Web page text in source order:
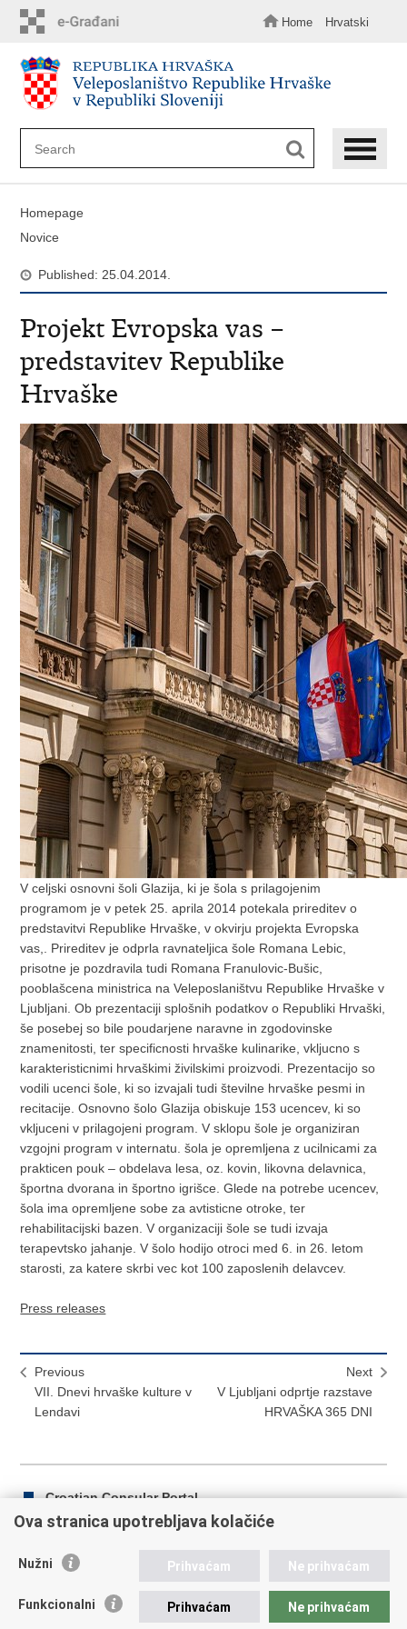
content
Home Hrvatski
Homepage
Novice
Published: 25.04.2014.
Projekt Evropska vas –
predstavitev Republike
Hrvaške
V celjski osnovni šoli Glazija, ki je šola s prilagojenim
programom je v petek 25. aprila 2014 potekala prireditev o
predstavitvi Republike Hrvaške, v okvirju projekta Evropska
vas,. Prireditev je odprla ravnateljica šole Romana Lebic,
prisotne je pozdravila tudi Romana Franulovic-Bušic,
pooblašcena ministrica na Veleposlaništvu Republike Hrvaške v
Ljubljani. Ob prezentaciji splošnih podatkov o Republiki Hrvaški,
še posebej so bile poudarjene naravne in zgodovinske
znamenitosti, ter specificnosti hrvaške kulinarike, vkljucno s
karakteristicnimi hrvaškimi živilskimi proizvodi. Prezentacijo so
vodili ucenci šole, ki so izvajali tudi številne hrvaške pesmi in
recitacije. Osnovno šolo Glazija obiskuje 153 ucencev, ki so
vkljuceni v prilagojeni program. V sklopu šole je organiziran
vzgojni program v internatu. šola je opremljena z ucilnicami za
prakticen pouk – obdelava lesa, oz. kovin, likovna delavnica,
športna dvorana in športno igrišce. Glede na potrebe ucencev,
šola ima opremljene sobe za avtisticne otroke, ter
rehabilitacijski bazen. V organizaciji šole se tudi izvaja
terapevtsko jahanje. V šolo hodijo otroci med 6. in 26. letom
starosti, za katere skrbi vec kot 100 zaposlenih delavcev.
Press releases
Previous
VII. Dnevi hrvaške kulture v
Lendavi
Next
V Ljubljani odprtje razstave
HRVAŠKA 365 DNI
Croatian Consular Portal
this
on
on
Ova stranica upotrebljava kolačiće
Nužni Prihvaćam Ne prihvaćam
Funkcionalni Prihvaćam Ne prihvaćam